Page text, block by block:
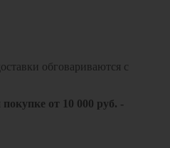
обговариваются с
покупке от 10 000 руб. -